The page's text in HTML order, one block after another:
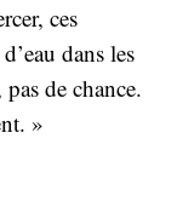
ces
dans les
de chance.
»